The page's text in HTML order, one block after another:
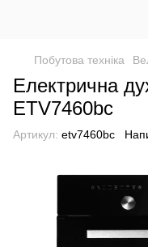
Побутова техніка
Електрична
ETV7460bc
Артикул: etv7460bc